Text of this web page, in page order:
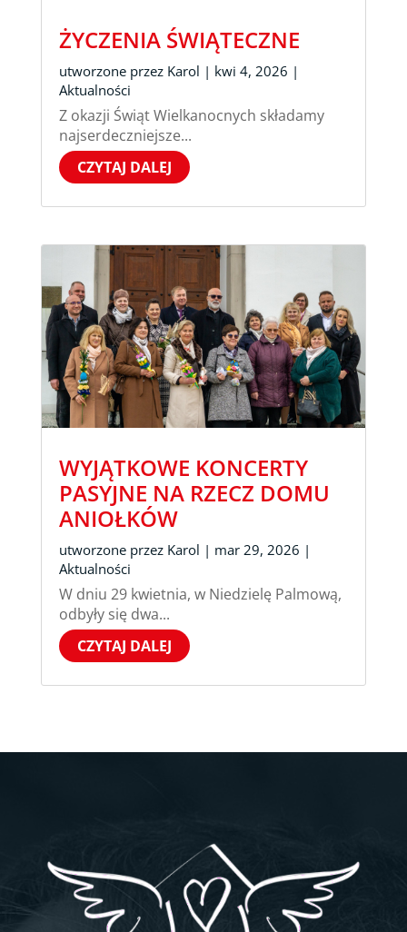
ŻYCZENIA ŚWIĄTECZNE
utworzone przez Karol | kwi 4, 2026 |
Aktualności
Z okazji Świąt Wielkanocnych składamy
najserdeczniejsze...
CZYTAJ DALEJ
WYJĄTKOWE KONCERTY
PASYJNE NA RZECZ DOMU
ANIOŁKÓW
utworzone przez Karol | mar 29, 2026 |
Aktualności
W dniu 29 kwietnia, w Niedzielę Palmową,
odbyły się dwa...
CZYTAJ DALEJ